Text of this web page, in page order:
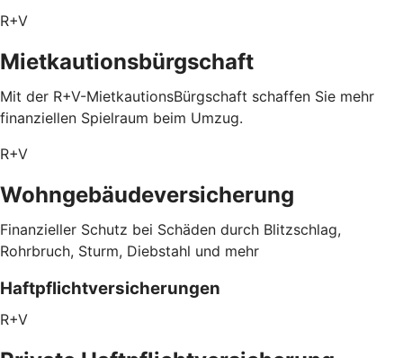
R+V
Mietkautionsbürgschaft
Mit der R+V-MietkautionsBürgschaft schaffen Sie mehr
finanziellen Spielraum beim Umzug.
R+V
Wohngebäudeversicherung
Finanzieller Schutz bei Schäden durch Blitzschlag,
Rohrbruch, Sturm, Diebstahl und mehr
Haftpflichtversicherungen
R+V